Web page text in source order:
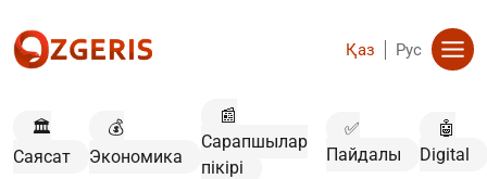
Қаз Рус
🏛️
Саясат
💰
Экономика
📰
Сарапшылар
пікірі
✅
Пайдалы
🤖
Digital